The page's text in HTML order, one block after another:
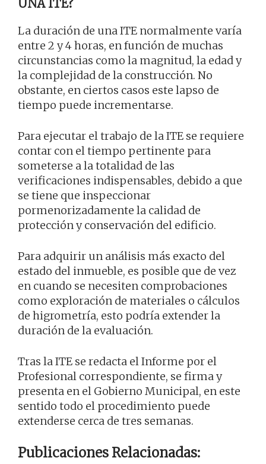
UNA ITE?
La duración de una ITE normalmente varía
entre 2 y 4 horas, en función de muchas
circunstancias como la magnitud, la edad y
la complejidad de la construcción. No
obstante, en ciertos casos este lapso de
tiempo puede incrementarse.
Para ejecutar el trabajo de la ITE se requiere
contar con el tiempo pertinente para
someterse a la totalidad de las
verificaciones indispensables, debido a que
se tiene que inspeccionar
pormenorizadamente la calidad de
protección y conservación del edificio.
Para adquirir un análisis más exacto del
estado del inmueble, es posible que de vez
en cuando se necesiten comprobaciones
como exploración de materiales o cálculos
de higrometría, esto podría extender la
duración de la evaluación.
Tras la ITE se redacta el Informe por el
Profesional correspondiente, se firma y
presenta en el Gobierno Municipal, en este
sentido todo el procedimiento puede
extenderse cerca de tres semanas.
Publicaciones Relacionadas: